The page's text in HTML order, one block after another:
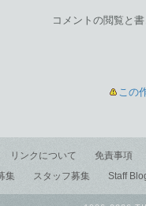
コメントの閲覧と
この
リンクについて 免責事項
集 スタッフ募集 Staff